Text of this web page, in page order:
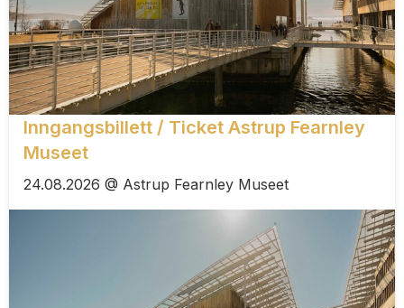
Inngangsbillett / Ticket Astrup Fearnley
Museet
24.08.2026 @ Astrup Fearnley Museet